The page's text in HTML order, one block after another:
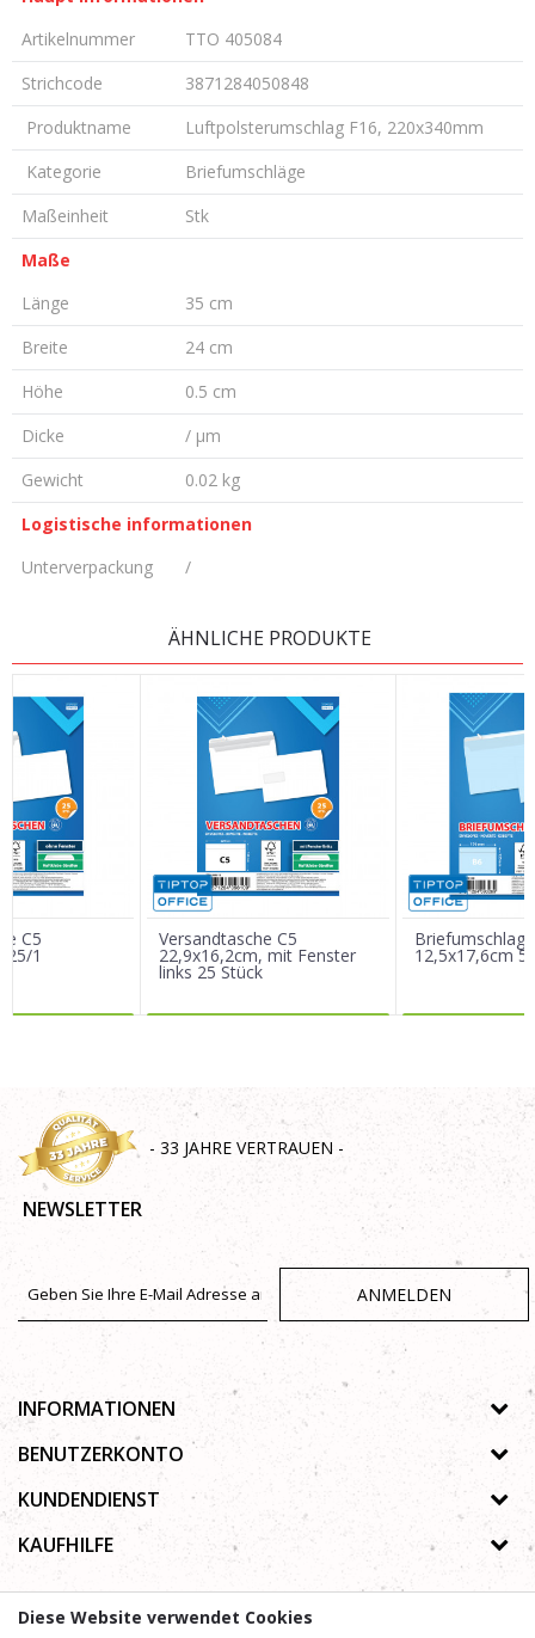
Artikelnummer
TTO 405084
Strichcode
3871284050848
Produktname
Luftpolsterumschlag F16, 220x340mm
Kategorie
Briefumschläge
Maßeinheit
Stk
Maße
Länge
35 cm
Breite
24 cm
Höhe
0.5 cm
Dicke
/ µm
Gewicht
0.02 kg
Logistische informationen
Unterverpackung
/
Vorname/ Nick
E-Mail
Nachricht
ÄHNLICHE PRODUKTE
C5
25/1
Versandtasche C5
22,9x16,2cm, mit Fenster
links 25 Stück
Briefumschlag
12,5x17,6cm
- 33 JAHRE VERTRAUEN -
NEWSLETTER
ANMELDEN
INFORMATIONEN
Über uns
Geschäfte
Zusammenarbeit
BENUTZERKONTO
Registrierungsanweisungen
Passwort vergessen
KUNDENDIENST
Datenschutz-Bestimmungen
Nutzungsbedingungen
KAUFHILFE
Häufig gestellte Fragen
Diese Website verwendet Cookies